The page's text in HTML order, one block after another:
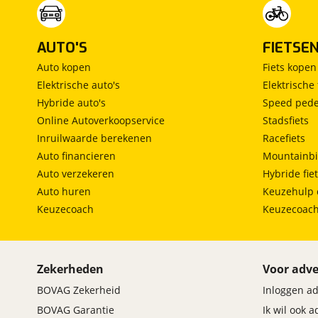
AUTO'S
Auto kopen
Elektrische auto's
Hybride auto's
Online Autoverkoopservice
Inruilwaarde berekenen
Auto financieren
Auto verzekeren
Auto huren
Keuzecoach
FIETSEN
Fiets kopen
Elektrische
Speed
Stadsfiets
Racefiets
Hybride
Keuzehulp
Keuzecoach
Zekerheden
BOVAG Zekerheid
BOVAG Garantie
Voor
Inloggen
Ik wil ook